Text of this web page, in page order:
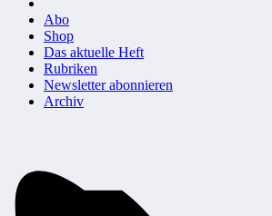
Abo
Shop
Das aktuelle Heft
Rubriken
Newsletter abonnieren
Archiv